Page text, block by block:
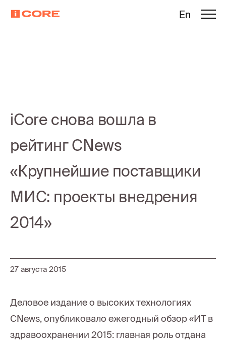
En
iCore снова вошла в
рейтинг CNews
«Крупнейшие поставщики
МИС: проекты внедрения
2014»
27 августа 2015
Деловое издание о высоких технологиях
CNews, опубликовало ежегодный обзор «ИТ в
здравоохранении 2015: главная роль отдана